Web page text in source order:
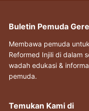
Buletin Pemuda
Membawa pemuda
Reformed Injili di dalam
wadah edukasi &
pemuda.
Temukan Kami di